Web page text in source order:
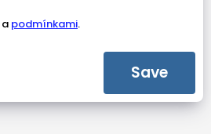
a podmínkami.